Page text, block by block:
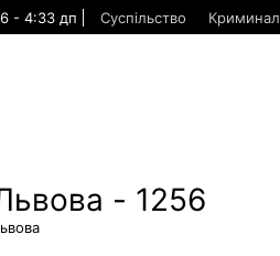
- 4:33 дп Суспільство Криминал
- 1256